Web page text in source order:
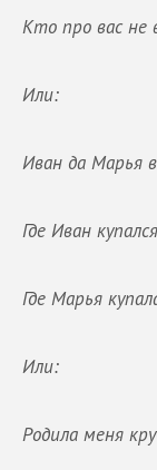
Кто про вас не
Или:
Иван да Марья
Где Иван
Где Марья
Или:
Родила меня